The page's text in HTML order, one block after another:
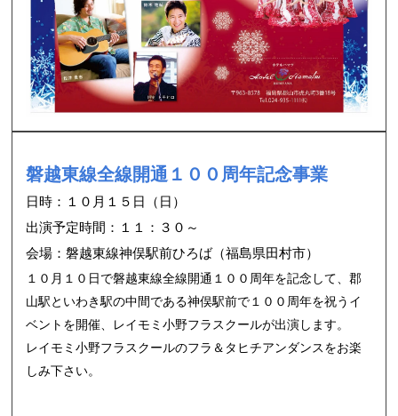
磐越東線全線開通１００周年記念事業
日時：１０月１５日（日）
出演予定時間：１１：３０～
会場：磐越東線神俣駅前ひろば（福島県田村市）
１０月１０日で磐越東線全線開通１００周年を記念して、郡
山駅といわき駅の中間である神俣駅前で１００周年を祝うイ
ベントを開催、レイモミ小野フラスクールが出演します。
レイモミ小野フラスクールのフラ＆タヒチアンダンスをお楽
しみ下さい。